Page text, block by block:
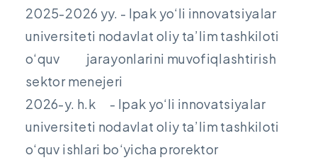
2025-2026 yy. - Ipak yo‘li innovatsiyalar
universiteti nodavlat oliy ta’lim tashkiloti
o‘quv jarayonlarini muvofiqlashtirish
sektor menejeri
2026-y. h.k - Ipak yo‘li innovatsiyalar
universiteti nodavlat oliy ta’lim tashkiloti
o‘quv ishlari bo‘yicha prorektor